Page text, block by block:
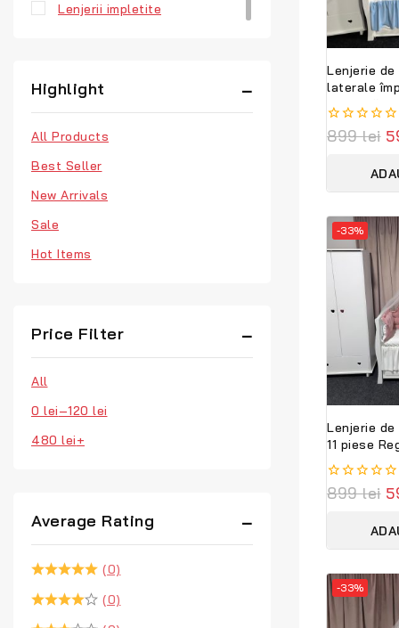
Lenjerie de
laterale
albastră –
premium
0
899lei
-33%
Lenjerie
11 piese
bebeluși,
sigur
0
899lei
-33%
Lenjerii impletite
Highlight
All Products
Best Seller
New Arrivals
Sale
Hot Items
Price Filter
All
0 lei–120 lei
480 lei+
Average Rating
(0)
(0)